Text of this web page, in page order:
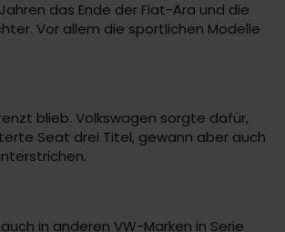
das Ende der Fiat-Ära und die
Vor allem die sportlichen Modelle
blieb. Volkswagen sorgte dafür,
Seat drei Titel, gewann aber auch
in anderen VW-Marken in Serie